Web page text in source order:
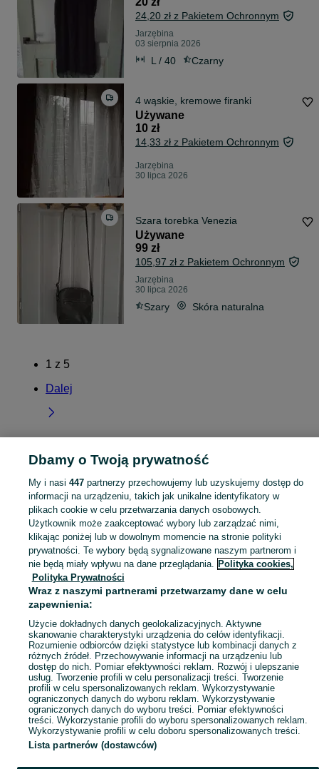
24,20 zł z Pakietem Ochronnym
Jarzębina
03 sierpnia 2026
L / 40 Czarny
4 wąskie, kremowe firanki
Używane
10 zł
14,33 zł z Pakietem Ochronnym
Jarzębina
30 lipca 2026
Szara torebka Venezia
Używane
99 zł
105,97 zł z Pakietem Ochronnym
Jarzębina
30 lipca 2026
Szary Skóra naturalna
1 z 5
Dalej
Strona główna Pomorskie Jarzębina
KATEGORIA
Skorzystaj z największego serwisu ogłoszeniowego - Jarzębina i okolice! Kupuj to, czego pragniesz i sprzedawaj to, czego już nie potrzebujesz! Zobacz
Mapa kategorii
Mapa miejscowości
Mapa ministron
Popularne wyszukiwania
Dbamy o Twoją prywatność
My i nasi 447partnerzy przechowujemy lub uzyskujemy dostęp do
informacji na urządzeniu, takich jak unikalne identyfikatory w
plikach cookie w celu przetwarzania danych osobowych.
Użytkownik może zaakceptować wybory lub zarządzać nimi,
klikając poniżej lub w dowolnym momencie na stronie polityki
prywatności. Te wybory będą sygnalizowane naszym partnerom i
nie będą miały wpływu na dane przeglądania. Polityka cookies,
Polityka Prywatności
Wraz z naszymi partnerami przetwarzamy dane w celu
zapewnienia:
Użycie dokładnych danych geolokalizacyjnych. Aktywne
skanowanie charakterystyki urządzenia do celów identyfikacji.
Rozumienie odbiorców dzięki statystyce lub kombinacji danych z
różnych źródeł. Przechowywanie informacji na urządzeniu lub
dostęp do nich. Pomiar efektywności reklam. Rozwój i ulepszanie
usług. Tworzenie profili w celu personalizacji treści. Tworzenie
profili w celu spersonalizowanych reklam. Wykorzystywanie
ograniczonych danych do wyboru reklam. Wykorzystywanie
ograniczonych danych do wyboru treści. Pomiar efektywności
treści. Wykorzystanie profili do wyboru spersonalizowanych reklam.
Wykorzystywanie profili w celu doboru spersonalizowanych treści.
Lista partnerów (dostawców)